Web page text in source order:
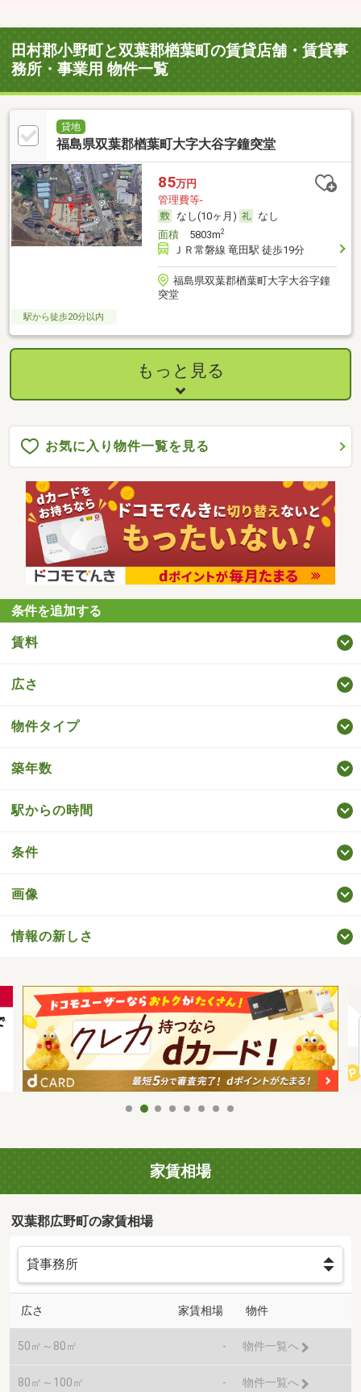
田村郡小野町と双葉郡楢葉町の賃貸店舗・賃貸事
務所・事業用 物件一覧
貸地
福島県双葉郡楢葉町大字大谷字鐘突堂
85万円
管理費等-
なし(10ヶ月)
なし
面積5803m2
ＪＲ常磐線 竜田駅 徒歩19分
福島県双葉郡楢葉町大字大谷字鐘
突堂
駅から徒歩20分以内
もっと見る
お気に入り物件一覧を見る
条件を追加する
賃料
広さ
物件タイプ
築年数
駅からの時間
条件
画像
情報の新しさ
家賃相場
双葉郡広野町の家賃相場
広さ 家賃相場 物件
50㎡～80㎡ - 物件一覧へ
80㎡～100㎡ - 物件一覧へ